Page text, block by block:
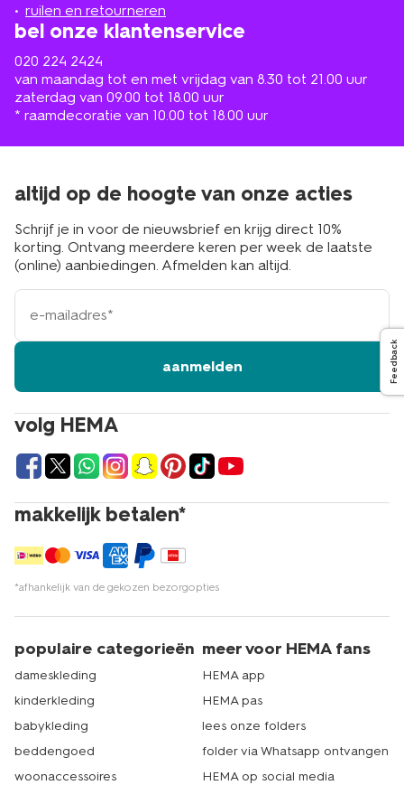
ruilen en retourneren
bel onze klantenservice
020 224 2424
van maandag tot en met vrijdag van 8.30 tot 21.00 uur
zaterdag van 09.00 tot 18.00 uur
* raamdecoratie van 10.00 tot 18.00 uur
volg HEMA
makkelijk betalen*
*afhankelijk van de gekozen bezorgopties
altijd op de hoogte van onze acties
Schrijf je in voor de nieuwsbrief en krijg direct 10%
korting. Ontvang meerdere keren per week de laatste
(online) aanbiedingen. Afmelden kan altijd.
e-
mailadres
aanmelden
populaire categorieën
dameskleding
kinderkleding
babykleding
beddengoed
woonaccessoires
meer voor HEMA fans
HEMA app
HEMA pas
lees onze folders
folder via Whatsapp ontvangen
HEMA op social media
Feedback